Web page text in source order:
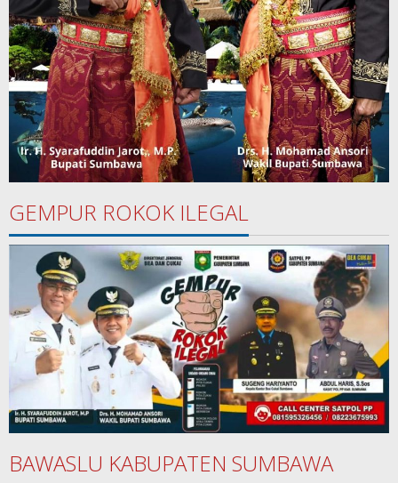
GEMPUR ROKOK ILEGAL
BAWASLU KABUPATEN SUMBAWA